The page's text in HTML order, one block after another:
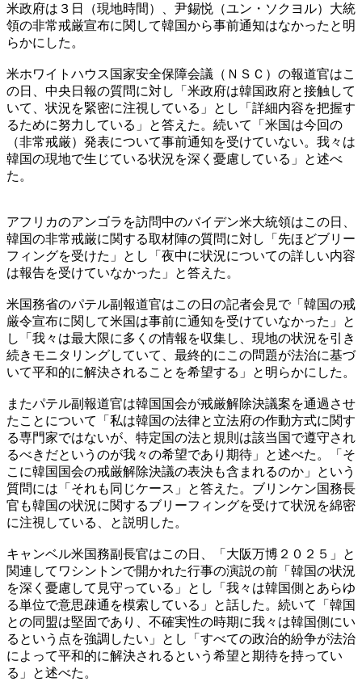
米政府は３日（現地時間）、尹錫悦（ユン・ソクヨル）大統
領の非常戒厳宣布に関して韓国から事前通知はなかったと明
らかにした。
米ホワイトハウス国家安全保障会議（ＮＳＣ）の報道官はこ
の日、中央日報の質問に対し「米政府は韓国政府と接触して
いて、状況を緊密に注視している」とし「詳細内容を把握す
るために努力している」と答えた。続いて「米国は今回の
（非常戒厳）発表について事前通知を受けていない。我々は
韓国の現地で生じている状況を深く憂慮している」と述べ
た。
アフリカのアンゴラを訪問中のバイデン米大統領はこの日、
韓国の非常戒厳に関する取材陣の質問に対し「先ほどブリー
フィングを受けた」とし「夜中に状況についての詳しい内容
は報告を受けていなかった」と答えた。
米国務省のパテル副報道官はこの日の記者会見で「韓国の戒
厳令宣布に関して米国は事前に通知を受けていなかった」と
し「我々は最大限に多くの情報を収集し、現地の状況を引き
続きモニタリングしていて、最終的にこの問題が法治に基づ
いて平和的に解決されることを希望する」と明らかにした。
またパテル副報道官は韓国国会が戒厳解除決議案を通過させ
たことについて「私は韓国の法律と立法府の作動方式に関す
る専門家ではないが、特定国の法と規則は該当国で遵守され
るべきだというのが我々の希望であり期待」と述べた。「そ
こに韓国国会の戒厳解除決議の表決も含まれるのか」という
質問には「それも同じケース」と答えた。ブリンケン国務長
官も韓国の状況に関するブリーフィングを受けて状況を綿密
に注視している、と説明した。
キャンベル米国務副長官はこの日、「大阪万博２０２５」と
関連してワシントンで開かれた行事の演説の前「韓国の状況
を深く憂慮して見守っている」とし「我々は韓国側とあらゆ
る単位で意思疎通を模索している」と話した。続いて「韓国
との同盟は堅固であり、不確実性の時期に我々は韓国側にい
るという点を強調したい」とし「すべての政治的紛争が法治
によって平和的に解決されるという希望と期待を持ってい
る」と述べた。